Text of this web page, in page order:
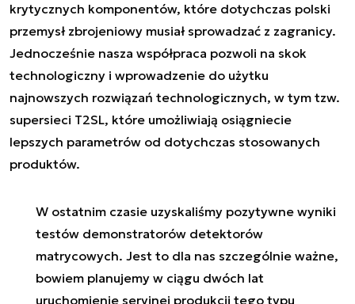
krytycznych komponentów, które dotychczas polski
przemysł zbrojeniowy musiał sprowadzać z zagranicy.
Jednocześnie nasza współpraca pozwoli na skok
technologiczny i wprowadzenie do użytku
najnowszych rozwiązań technologicznych, w tym tzw.
supersieci T2SL, które umożliwiają osiągniecie
lepszych parametrów od dotychczas stosowanych
produktów.
W ostatnim czasie uzyskaliśmy pozytywne wyniki
testów demonstratorów detektorów
matrycowych. Jest to dla nas szczególnie ważne,
bowiem planujemy w ciągu dwóch lat
uruchomienie seryjnej produkcji tego typu